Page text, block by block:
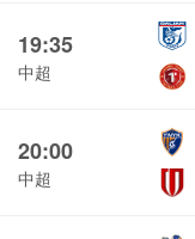
19:35
中超
20:00
中超